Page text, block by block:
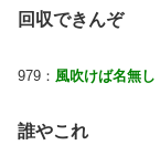
回収できんぞ
979： 風吹けば名無し
誰やこれ